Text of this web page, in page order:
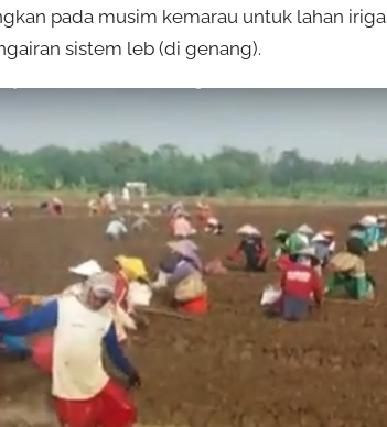
pada musim kemarau untuk lahan
sistem leb (di genang).